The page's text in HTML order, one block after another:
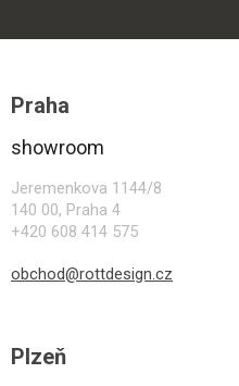
Praha
showroom
Jeremenkova 1144/8
140 00, Praha 4
+420 608 414 575
obchod@rottdesign.cz
Plzeň